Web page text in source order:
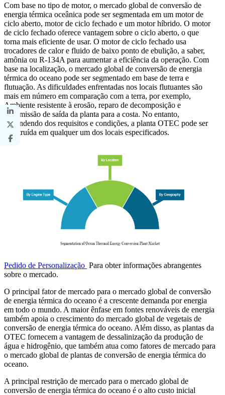
Com base no tipo de motor, o mercado global de conversão de
energia térmica oceânica pode ser segmentada em um motor de
ciclo aberto, motor de ciclo fechado e um motor híbrido. O motor
de ciclo fechado oferece vantagem sobre o ciclo aberto, o que
torna mais eficiente de usar. O motor de ciclo fechado usa
trocadores de calor e fluido de baixo ponto de ebulição, a saber,
amônia ou R-134A para aumentar a eficiência da operação. Com
base na localização, o mercado global de conversão de energia
térmica do oceano pode ser segmentado em base de terra e
flutuação. As dificuldades enfrentadas nos locais flutuantes são
mais em número em comparação com a terra, por exemplo,
Ambiente resistente à erosão, reparo de decomposição e
transmissão de saída da planta para a costa. No entanto,
dependendo dos requisitos e condições, a planta OTEC pode ser
construída em qualquer um dos locais especificados.
Pedido de Personalização Para obter informações abrangentes
sobre o mercado.
O principal fator de mercado para o mercado global de conversão
de energia térmica do oceano é a crescente demanda por energia
em todo o mundo. A maior ênfase em fontes renováveis ​​de energia
também apoia o crescimento do mercado global de vegetais de
conversão de energia térmica do oceano. Além disso, as plantas da
OTEC fornecem a vantagem de dessalinização da produção de
água e hidrogênio, que também atua como fatores de mercado para
o mercado global de plantas de conversão de energia térmica do
oceano.
A principal restrição de mercado para o mercado global de
conversão de energia térmica do oceano é o alto custo inicial